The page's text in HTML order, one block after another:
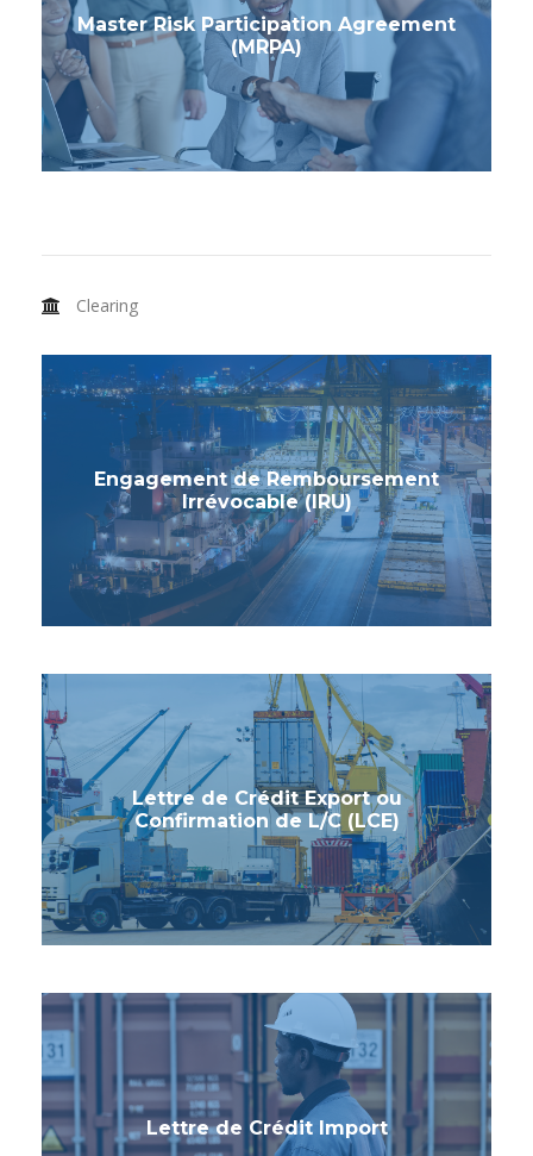
Master Risk Participation Agreement
(MRPA)
Clearing
Engagement de Remboursement
Irrévocable (IRU)
Lettre de Crédit Export ou
Confirmation de L/C (LCE)
Lettre de Crédit Import